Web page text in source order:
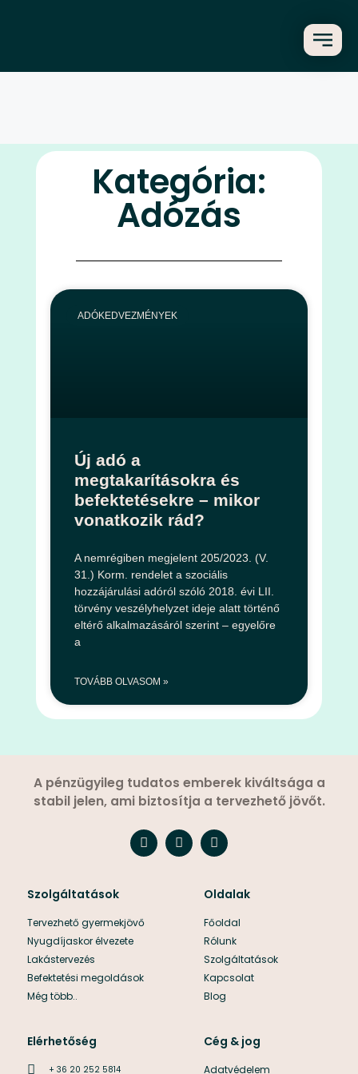
Kategória:
Adózás
ADÓKEDVEZMÉNYEK
Új adó a
megtakarításokra és
befektetésekre – mikor
vonatkozik rád?
A nemrégiben megjelent 205/2023. (V.
31.) Korm. rendelet a szociális
hozzájárulási adóról szóló 2018. évi LII.
törvény veszélyhelyzet ideje alatt történő
eltérő alkalmazásáról szerint – egyelőre
a
TOVÁBB OLVASOM »
A pénzügyileg tudatos emberek kiváltsága a
stabil jelen, ami biztosítja a tervezhető jövőt.
Szolgáltatások
Tervezhető gyermekjövő
Nyugdíjaskor élvezete
Lakástervezés
Befektetési megoldások
Még több..
Oldalak
Főoldal
Rólunk
Szolgáltatások
Kapcsolat
Blog
Elérhetőség
+ 36 20 252 5814
Cég & jog
Adatvédelem